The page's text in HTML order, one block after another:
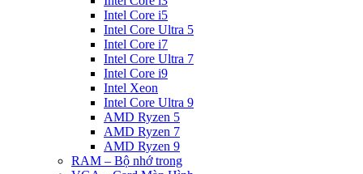
Intel Core i5
Intel Core Ultra 5
Intel Core i7
Intel Core Ultra 7
Intel Core i9
Intel Xeon
Intel Core Ultra 9
AMD Ryzen 5
AMD Ryzen 7
AMD Ryzen 9
RAM – Bộ nhớ trong